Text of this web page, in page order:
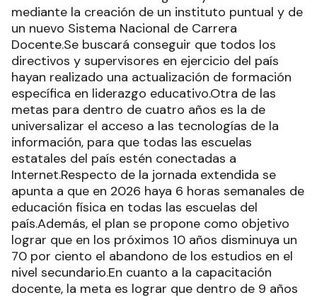
mediante la creación de un instituto puntual y de
un nuevo Sistema Nacional de Carrera
Docente.Se buscará conseguir que todos los
directivos y supervisores en ejercicio del país
hayan realizado una actualización de formación
específica en liderazgo educativo.Otra de las
metas para dentro de cuatro años es la de
universalizar el acceso a las tecnologías de la
información, para que todas las escuelas
estatales del país estén conectadas a
Internet.Respecto de la jornada extendida se
apunta a que en 2026 haya 6 horas semanales de
educación física en todas las escuelas del
país.Además, el plan se propone como objetivo
lograr que en los próximos 10 años disminuya un
70 por ciento el abandono de los estudios en el
nivel secundario.En cuanto a la capacitación
docente, la meta es lograr que dentro de 9 años